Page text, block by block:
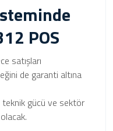
POS
satışları
de garanti altına
teknik gücü ve sektör